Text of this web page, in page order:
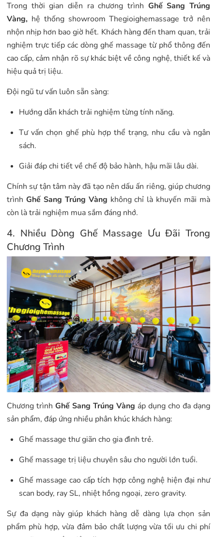
Trong thời gian diễn ra chương trình Ghế Sang Trúng
Vàng, hệ thống showroom Thegioighemassage trở nên
nhộn nhịp hơn bao giờ hết. Khách hàng đến tham quan, trải
nghiệm trực tiếp các dòng ghế massage từ phổ thông đến
cao cấp, cảm nhận rõ sự khác biệt về công nghệ, thiết kế và
hiệu quả trị liệu.
Đội ngũ tư vấn luôn sẵn sàng:
Hướng dẫn khách trải nghiệm từng tính năng.
Tư vấn chọn ghế phù hợp thể trạng, nhu cầu và ngân
sách.
Giải đáp chi tiết về chế độ bảo hành, hậu mãi lâu dài.
Chính sự tận tâm này đã tạo nên dấu ấn riêng, giúp chương
trình Ghế Sang Trúng Vàng không chỉ là khuyến mãi mà
còn là trải nghiệm mua sắm đáng nhớ.
4. Nhiều Dòng Ghế Massage Ưu Đãi Trong
Chương Trình
Chương trình Ghế Sang Trúng Vàng áp dụng cho đa dạng
sản phẩm, đáp ứng nhiều phân khúc khách hàng:
Ghế massage thư giãn cho gia đình trẻ.
Ghế massage trị liệu chuyên sâu cho người lớn tuổi.
Ghế massage cao cấp tích hợp công nghệ hiện đại như
scan body, ray SL, nhiệt hồng ngoại, zero gravity.
Sự đa dạng này giúp khách hàng dễ dàng lựa chọn sản
phẩm phù hợp, vừa đảm bảo chất lượng vừa tối ưu chi phí